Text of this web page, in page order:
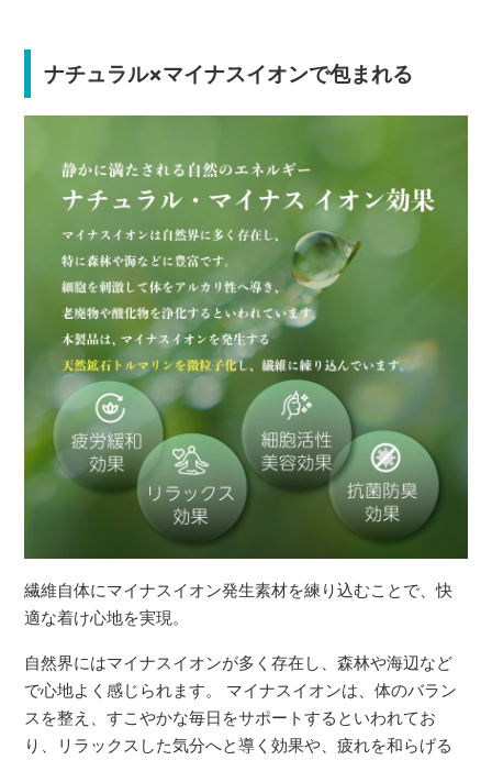
ナチュラル×マイナスイオンで包まれる
繊維自体にマイナスイオン発生素材を練り込むことで、快
適な着け心地を実現。
自然界にはマイナスイオンが多く存在し、森林や海辺など
で心地よく感じられます。 マイナスイオンは、体のバラン
スを整え、すこやかな毎日をサポートするといわれてお
り、リラックスした気分へと導く効果や、疲れを和らげる